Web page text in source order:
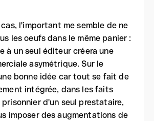
l'important me semble de ne
les oeufs dans le même panier :
à un seul éditeur créera une
asymétrique. Sur le
bonne idée car tout se fait de
intégrée, dans les faits
prisonnier d'un seul prestataire,
imposer des augmentations de